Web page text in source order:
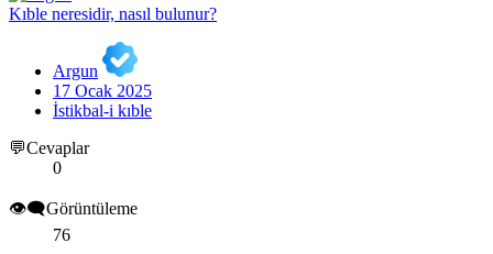
Kıble neresidir, nasıl bulunur?
Argun
17 Ocak 2025
İstikbal-i kıble
💬Cevaplar
0
👁️‍🗨️Görüntüleme
76